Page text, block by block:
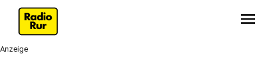
menu
Anzeige